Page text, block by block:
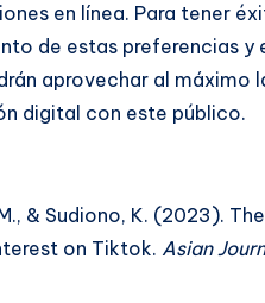
en línea. Para tener
de estas preferencias
aprovechar al máximo
digital con este público.
& Sudiono, K. (2023).
on Tiktok. Asian